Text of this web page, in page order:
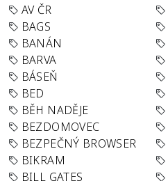
AV ČR
BAGS
BANÁN
BARVA
BÁSEŇ
BED
BĚH NADĚJE
BEZDOMOVEC
BEZPEČNÝ BROWSER
BIKRAM
BILL GATES